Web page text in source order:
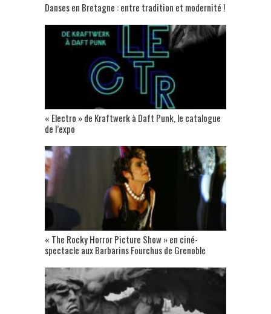
Danses en Bretagne : entre tradition et modernité !
« Electro » de Kraftwerk à Daft Punk, le catalogue
de l’expo
« The Rocky Horror Picture Show » en ciné-
spectacle aux Barbarins Fourchus de Grenoble